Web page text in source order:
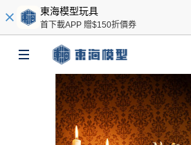
東海模型玩具
首下載APP 贈$150折價券